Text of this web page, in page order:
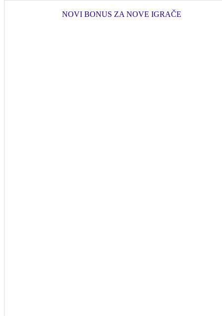
NOVI BONUS ZA NOVE IGRAČE